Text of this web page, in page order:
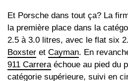
Et Porsche dans tout ça? La
la première place dans la
2.5 à 3.0 litres, avec le flat six
Boxster et Cayman. En
911 Carreraéchoue au pied du
catégorie supérieure, suivi en